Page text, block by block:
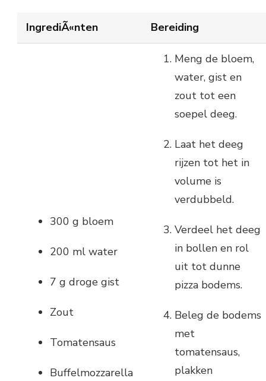
IngrediÃ«nten Bereiding
300 g bloem
200 ml water
7 g droge gist
Zout
Tomatensaus
Buffelmozzarella
Meng de bloem,
water, gist en
zout tot een
soepel deeg.
Laat het deeg
rijzen tot het in
volume is
verdubbeld.
Verdeel het deeg
in bollen en rol
uit tot dunne
pizza bodems.
Beleg de bodems
met
tomatensaus,
plakken